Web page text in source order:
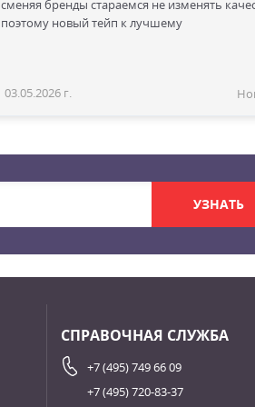
сменяя бренды стараемся не изменять
поэтому новый тейп к лучшему
03.05.2026 г.
УЗНАТЬ
СПРАВОЧНАЯ СЛУЖБА
+7 (495) 749 66 09
+7 (495) 720-83-37